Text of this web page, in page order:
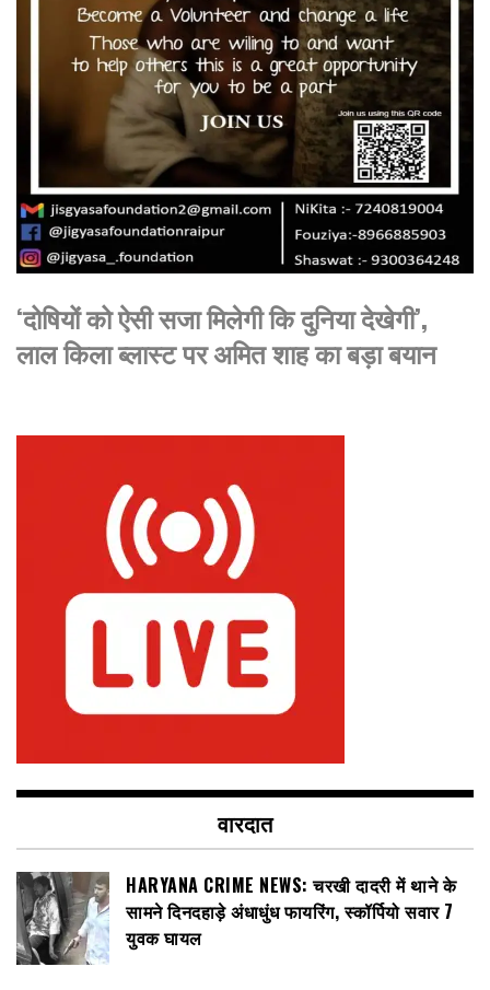
‘दोषियों को ऐसी सजा मिलेगी कि दुनिया देखेगी’,
लाल किला ब्लास्ट पर अमित शाह का बड़ा बयान
वारदात
HARYANA CRIME NEWS: चरखी दादरी में थाने के
सामने दिनदहाड़े अंधाधुंध फायरिंग, स्कॉर्पियो सवार 7
युवक घायल